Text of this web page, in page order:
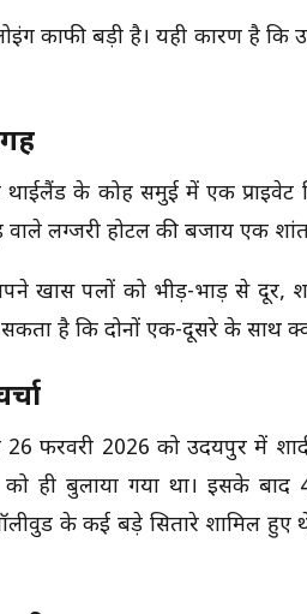
काफी बड़ी है। यही कारण है कि
थाईलैंड के कोह समुई में एक
लग्जरी होटल की बजाय एक
खास पलों को भीड़-भाड़ से दूर,
है कि दोनों एक-दूसरे के साथ
फरवरी 2026 को उदयपुर में
ही बुलाया गया था। इसके बाद
के कई बड़े सितारे शामिल हुए